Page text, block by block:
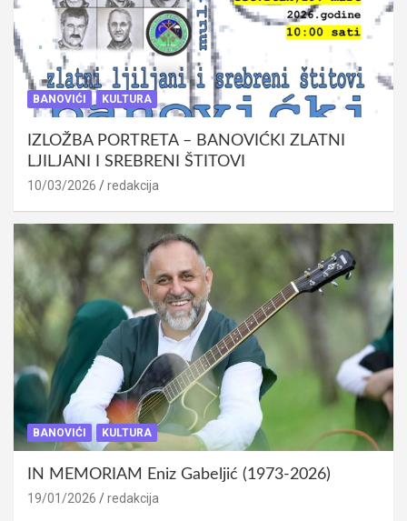
BANOVIĆI KULTURA
IZLOŽBA PORTRETA – BANOVIĆKI ZLATNI
LJILJANI I SREBRENI ŠTITOVI
10/03/2026 redakcija
BANOVIĆI KULTURA
IN MEMORIAM Eniz Gabeljić (1973-2026)
19/01/2026 redakcija